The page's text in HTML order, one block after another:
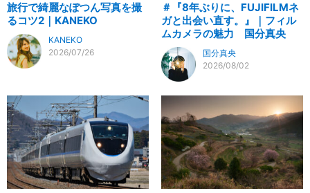
旅行で綺麗なぽつん写真を撮
るコツ2｜KANEKO
KANEKO
2026/07/26
＃『8年ぶりに、FUJIFILMネ
ガと出会い直す。』｜フィル
ムカメラの魅力 国分真央
国分真央
2026/08/02